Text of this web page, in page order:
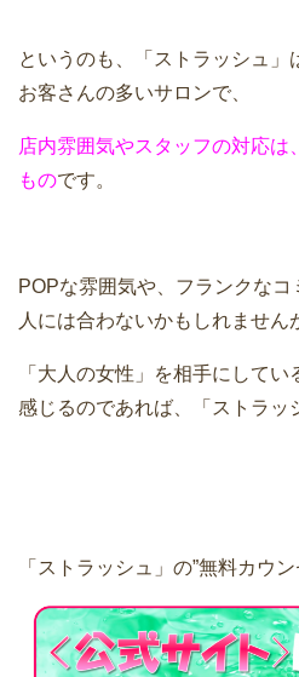
というのも、「ストラッシュ
お客さんの多いサロンで、
店内雰囲気やスタッフの対応は
ものです。
POPな雰囲気や、フランクな
人には合わないかもしれません
「大人の女性」を相手にして
感じるのであれば、「ストラッ
「ストラッシュ」の”無料カウ